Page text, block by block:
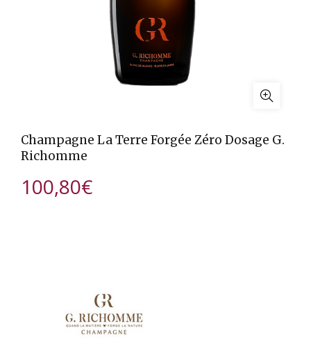
Champagne La Terre Forgée Zéro Dosage G.
Richomme
100,80€